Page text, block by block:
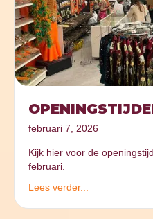
februari 7, 2026
Kijk hier voor de
februari.
Lees verder...